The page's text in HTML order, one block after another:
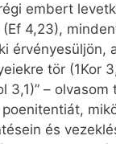
embert
4,23),
érvényesüljön,
tör (1Kor
3,1)” – olvasom
és